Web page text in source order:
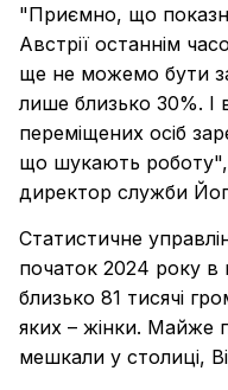
"Приємно, що
Австрії останнім
ще не можемо бути
лише близько 30%. І
переміщених осіб
що шукають роботу",
директор служби
Статистичне
початок 2024 року в
близько 81 тисячі
яких – жінки. Майже
мешкали у столиці,